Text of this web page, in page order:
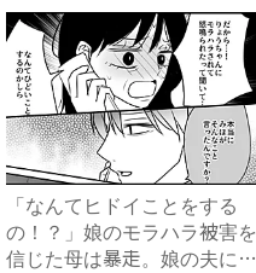
「なんてヒドイことをする
の！？」娘のモラハラ被害を
信じた母は暴走。娘の夫に電